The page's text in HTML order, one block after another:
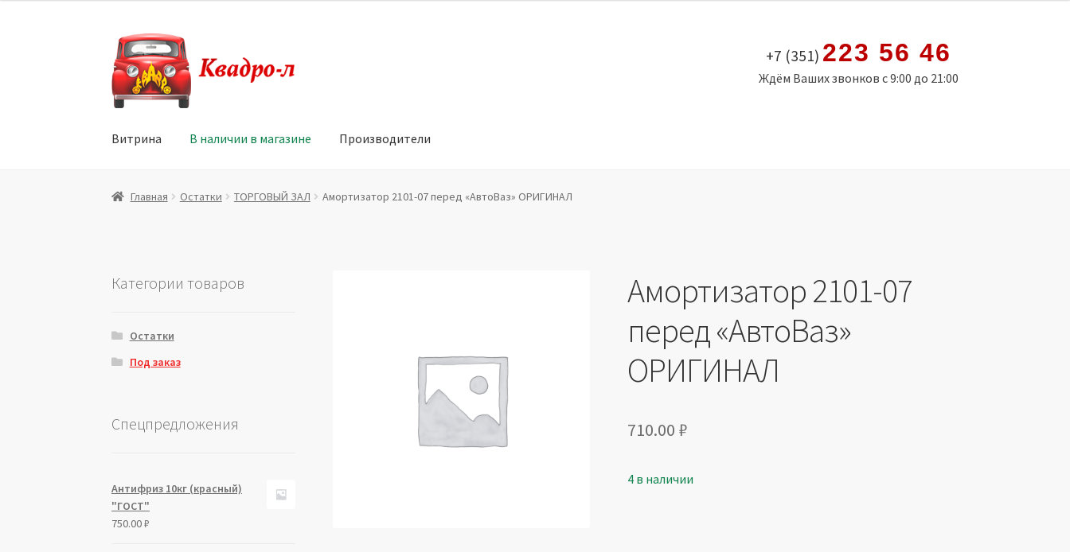
Перейти
к
навигации
Перейти
к
содержимому
+7 (351) 223 56 46
Ждём Ваших звонков с 9:00 до 21:00
Витрина В наличии в магазине Производители
Главная Витрина Мой аккаунтПолитика в отношении обработки персональных данных
Главная Остатки ТОРГОВЫЙ ЗАЛ Амортизатор 2101-07 перед «АвтоВаз» ОРИГИНАЛ
Амортизатор 2101-07
перед «АвтоВаз»
ОРИГИНАЛ
710.00 ₽
4 в наличии
Категории товаров
Остатки
Под заказ
Спецпредложения
Антифриз 10кг (красный)
"ГОСТ"
750.00₽